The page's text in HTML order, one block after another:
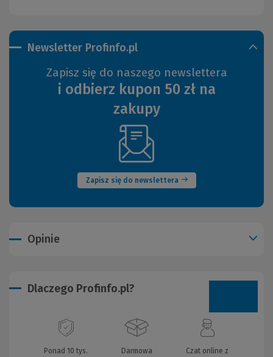
Newsletter Profinfo.pl
Zapisz się do naszego newslettera
i odbierz kupon 50 zł na
zakupy
Zapisz się do newslettera
(Nowe
okno)
Opinie
Dlaczego Profinfo.pl?
Ponad 10 tys.
Darmowa
Czat online z